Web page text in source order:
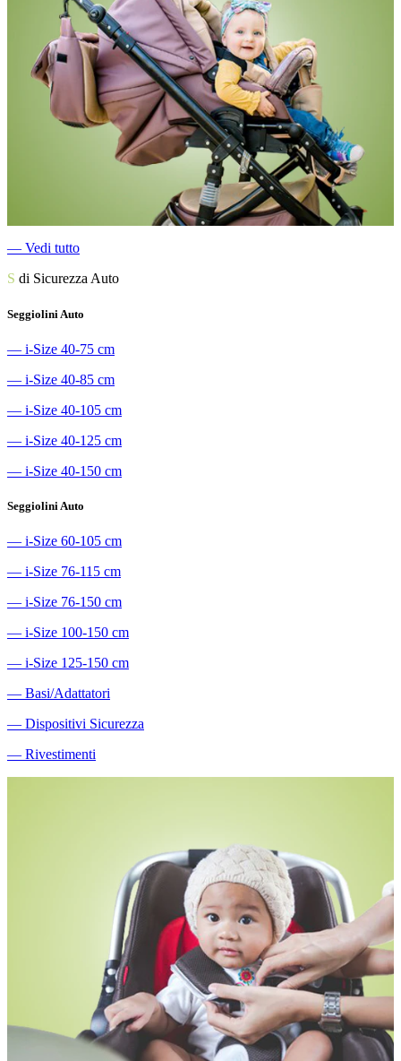
― Vedi tutto
S di Sicurezza Auto
Seggiolini Auto
― i-Size 40-75 cm
― i-Size 40-85 cm
― i-Size 40-105 cm
― i-Size 40-125 cm
― i-Size 40-150 cm
Seggiolini Auto
― i-Size 60-105 cm
― i-Size 76-115 cm
― i-Size 76-150 cm
― i-Size 100-150 cm
― i-Size 125-150 cm
― Basi/Adattatori
― Dispositivi Sicurezza
― Rivestimenti